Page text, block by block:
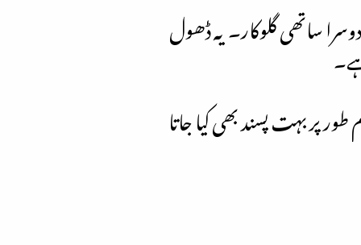
ساتھی گلوکار۔ یہ ڈھول
پر بہت پسند بھی کیا جاتا